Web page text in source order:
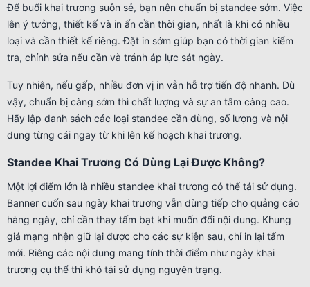
Để buổi khai trương suôn sẻ, bạn nên chuẩn bị standee sớm. Việc
lên ý tưởng, thiết kế và in ấn cần thời gian, nhất là khi có nhiều
loại và cần thiết kế riêng. Đặt in sớm giúp bạn có thời gian kiểm
tra, chỉnh sửa nếu cần và tránh áp lực sát ngày.
Tuy nhiên, nếu gấp, nhiều đơn vị in vẫn hỗ trợ tiến độ nhanh. Dù
vậy, chuẩn bị càng sớm thì chất lượng và sự an tâm càng cao.
Hãy lập danh sách các loại standee cần dùng, số lượng và nội
dung từng cái ngay từ khi lên kế hoạch khai trương.
Standee Khai Trương Có Dùng Lại Được Không?
Một lợi điểm lớn là nhiều standee khai trương có thể tái sử dụng.
Banner cuốn sau ngày khai trương vẫn dùng tiếp cho quảng cáo
hàng ngày, chỉ cần thay tấm bạt khi muốn đổi nội dung. Khung
giá mạng nhện giữ lại được cho các sự kiện sau, chỉ in lại tấm
mới. Riêng các nội dung mang tính thời điểm như ngày khai
trương cụ thể thì khó tái sử dụng nguyên trạng.